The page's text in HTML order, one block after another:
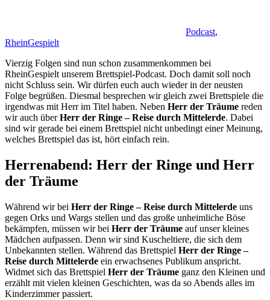
Podcast,
RheinGespielt
Vierzig Folgen sind nun schon zusammenkommen bei
RheinGespielt unserem Brettspiel-Podcast. Doch damit soll noch
nicht Schluss sein. Wir dürfen euch auch wieder in der neusten
Folge begrüßen. Diesmal besprechen wir gleich zwei Brettspiele die
irgendwas mit Herr im Titel haben. Neben Herr der Träume reden
wir auch überHerr der Ringe – Reise durch Mittelerde. Dabei
sind wir gerade bei einem Brettspiel nicht unbedingt einer Meinung,
welches Brettspiel das ist, hört einfach rein.
Herrenabend: Herr der Ringe und Herr
der Träume
Während wir bei Herr der Ringe – Reise durch Mittelerde uns
gegen Orks und Wargs stellen und das große unheimliche Böse
bekämpfen, müssen wir bei Herr der Träume auf unser kleines
Mädchen aufpassen. Denn wir sind Kuscheltiere, die sich dem
Unbekannten stellen. Während das Brettspiel Herr der Ringe –
Reise durch Mittelerde ein erwachsenes Publikum anspricht.
Widmet sich das Brettspiel Herr der Träume ganz den Kleinen und
erzählt mit vielen kleinen Geschichten, was da so Abends alles im
Kinderzimmer passiert.